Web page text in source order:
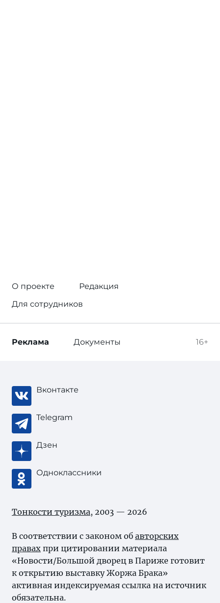
О проекте
Редакция
Для сотрудников
16+
Реклама Документы
Вконтакте
Telegram
Дзен
Одноклассники
Тонкости туризма, 2003 — 2026
В соответствии с законом об авторских
правах при цитировании материала
«Новости/Большой дворец в Париже готовит
к открытию выставку Жоржа Брака»
активная индексируемая ссылка на источник
обязательна.